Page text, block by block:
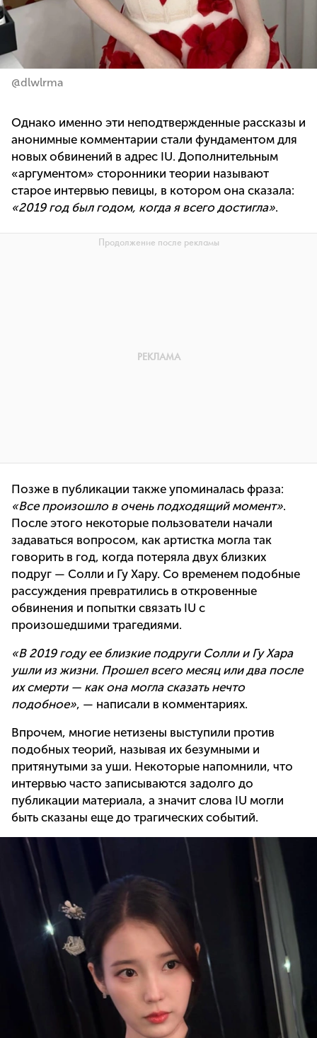
@dlwlrma
Однако именно эти неподтвержденные рассказы и
анонимные комментарии стали фундаментом для
новых обвинений в адрес IU. Дополнительным
«аргументом» сторонники теории называют
старое интервью певицы, в котором она сказала:
«2019 год был годом, когда я всего достигла».
Позже в публикации также упоминалась фраза:
«Все произошло в очень подходящий момент».
После этого некоторые пользователи начали
задаваться вопросом, как артистка могла так
говорить в год, когда потеряла двух близких
подруг — Солли и Гу Хару. Со временем подобные
рассуждения превратились в откровенные
обвинения и попытки связать IU с
произошедшими трагедиями.
«В 2019 году ее близкие подруги Солли и Гу Хара
ушли из жизни. Прошел всего месяц или два после
их смерти — как она могла сказать нечто
подобное», — написали в комментариях.
Впрочем, многие нетизены выступили против
подобных теорий, называя их безумными и
притянутыми за уши. Некоторые напомнили, что
интервью часто записываются задолго до
публикации материала, а значит слова IU могли
быть сказаны еще до трагических событий.